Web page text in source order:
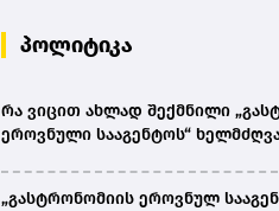
პოლიტიკა
რა ვიცით ახლად შექმნილი
ეროვნული სააგენტოს“
„გასტრონომიის ეროვნულ